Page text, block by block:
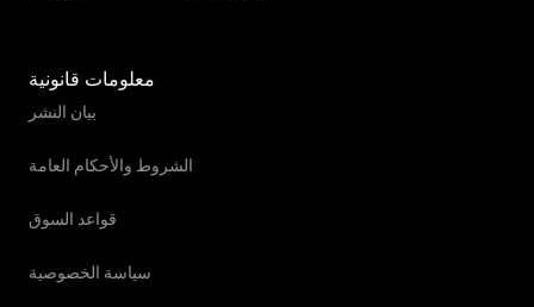
معلومات قانونية
بيان النشر
الشروط والأحكام العامة
قواعد السوق
سياسة الخصوصية